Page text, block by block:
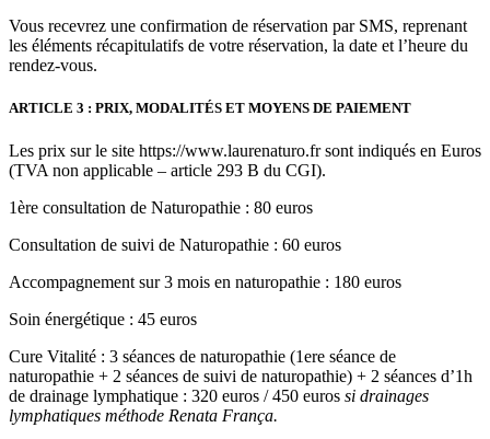
Vous recevrez une confirmation de réservation par SMS, reprenant
les éléments récapitulatifs de votre réservation, la date et l’heure du
rendez-vous.
ARTICLE 3 : PRIX, MODALITÉS ET MOYENS DE PAIEMENT
Les prix sur le site https://www.laurenaturo.fr sont indiqués en Euros
(TVA non applicable – article 293 B du CGI).
1ère consultation de Naturopathie : 80 euros
Consultation de suivi de Naturopathie : 60 euros
Accompagnement sur 3 mois en naturopathie : 180 euros
Soin énergétique : 45 euros
Cure Vitalité : 3 séances de naturopathie (1ere séance de
naturopathie + 2 séances de suivi de naturopathie) + 2 séances d’1h
de drainage lymphatique : 320 euros / 450 euros si drainages
lymphatiques méthode Renata França.